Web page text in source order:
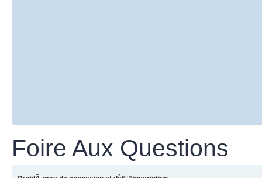
Foire Aux Questions